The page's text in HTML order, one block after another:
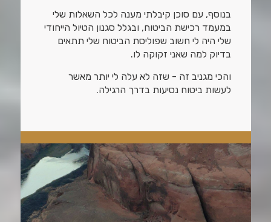
בנוסף, עם סוכן קיבלתי מענה לכל השאלות שלי
במעמד רכישת הביטוח, ובגלל סגנון הטיול הייחודי
שלי היה לי חשוב שפוליסת הביטוח שלי תתאים
בדיוק למה שאני זקוקה לו.
והכי מגניב זה - שזה לא עלה לי יותר מאשר
לעשות ביטוח נסיעות בדרך הרגילה.